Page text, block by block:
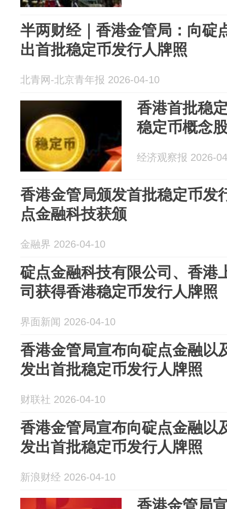
半两财经｜香港金管局：向碇
出首批稳定币发行人牌照
北青网-北京青年报 2026-04-10
香港首批稳
稳定币概念
经济观察报 2026-
香港金管局颁发首批稳定币发
点金融科技获颁
金融界 2026-04-10
碇点金融科技有限公司、香港
司获得香港稳定币发行人牌照
界面新闻 2026-04-10
香港金管局宣布向碇点金融以
发出首批稳定币发行人牌照
财联社 2026-04-10
香港金管局宣布向碇点金融以
发出首批稳定币发行人牌照
新浪财经 2026-04-10
香港金管局